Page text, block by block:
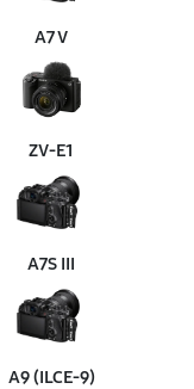
A7 V
ZV‑E1
A7S III
A9 (ILCE‑9)